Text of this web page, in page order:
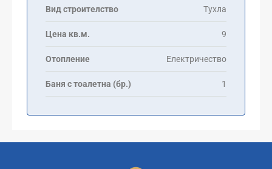
Вид строителство Тухла
Цена кв.м. 9
Отопление Електричество
Баня с тоалетна (бр.) 1